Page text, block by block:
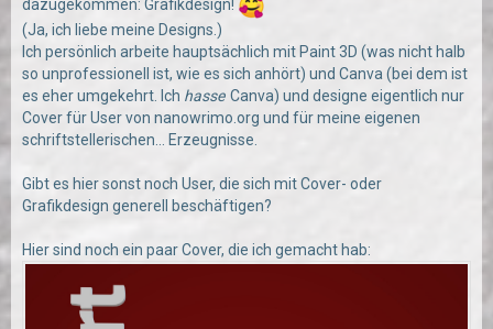
dazugekommen: Grafikdesign!
(Ja, ich liebe meine Designs.)
Ich persönlich arbeite hauptsächlich mit Paint 3D (was nicht halb
so unprofessionell ist, wie es sich anhört) und Canva (bei dem ist
es eher umgekehrt. Ich hasse Canva) und designe eigentlich nur
Cover für User von nanowrimo.org und für meine eigenen
schriftstellerischen... Erzeugnisse.
Gibt es hier sonst noch User, die sich mit Cover- oder
Grafikdesign generell beschäftigen?
Hier sind noch ein paar Cover, die ich gemacht hab: